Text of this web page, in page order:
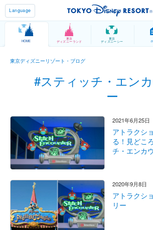
Language
HOME
東京
ディズニーランド
東京
ディズニーシー
東京ディズニーリゾート・ブログ
#スティッチ・エン
ー
2021年6月25日
アトラクシ
る！見どこ
チ・エンカ
2020年9月8日
アトラクシ
リー